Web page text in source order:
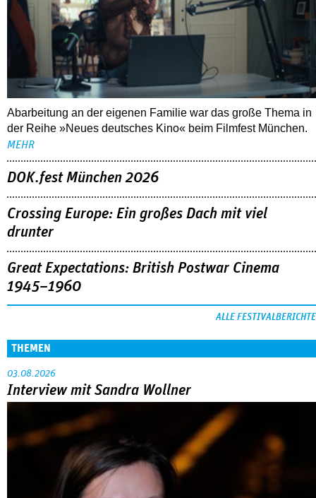
Abarbeitung an der eigenen Familie war das große Thema in
der Reihe »Neues deutsches Kino« beim Filmfest München.
MEHR
DOK.fest München 2026
Crossing Europe: Ein großes Dach mit viel
drunter
Great Expectations: British Postwar Cinema
1945–1960
ALLE FESTIVALBERICHTE
THEMEN
03.08.2026
Interview mit Sandra Wollner